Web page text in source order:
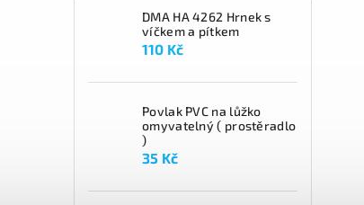
DMA HA 4262 Hrnek s
víčkem a pítkem
110 Kč
Povlak PVC na lůžko
omyvatelný ( prostěradlo
)
35 Kč